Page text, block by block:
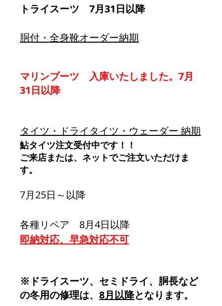
トライスーツ　7月31日以降
胴付・全身靴オーダー納期
マリンブーツ　入庫いたしました。7月
31日以降
タイツ・ドライタイツ・ウェーダー 納期
鮎タイツ注文受付中です！！
ご来店または、ネットでご注文いただけま
す。
7月25日～以降
各種リペア　8月4日以降
即納対応、早急対応不可
※ドライスーツ、セミドライ、胴長など
の冬用の修理は、8月以降となります。